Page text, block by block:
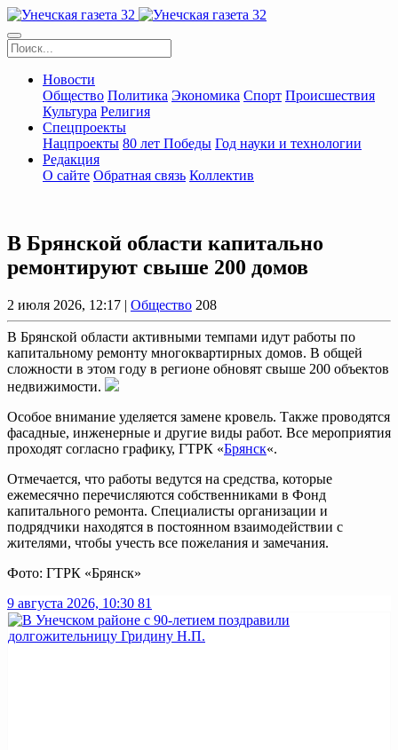
Новости
Общество Политика Экономика Спорт Происшествия
Культура Религия
Спецпроекты
Нацпроекты 80 лет Победы Год науки и технологии
Редакция
О сайте Обратная связь Коллектив
В Брянской области капитально
ремонтируют свыше 200 домов
2 июля 2026, 12:17 | Общество 208
В Брянской области активными темпами идут работы по
капитальному ремонту многоквартирных домов. В общей
сложности в этом году в регионе обновят свыше 200 объектов
недвижимости.
Особое внимание уделяется замене кровель. Также проводятся
фасадные, инженерные и другие виды работ. Все мероприятия
проходят согласно графику, ГТРК «Брянск«.
Отмечается, что работы ведутся на средства, которые
ежемесячно перечисляются собственниками в Фонд
капитального ремонта. Специалисты организации и
подрядчики находятся в постоянном взаимодействии с
жителями, чтобы учесть все пожелания и замечания.
Фото: ГТРК «Брянск»
9 августа 2026, 10:30 81